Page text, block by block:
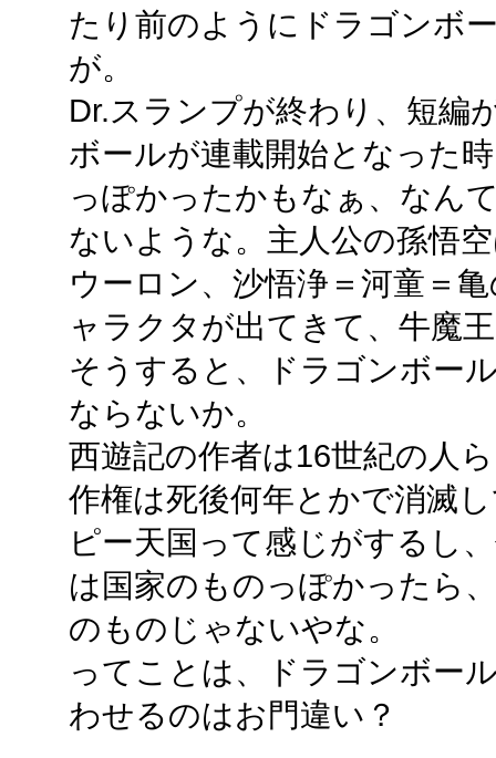
たり前のようにドラゴンボ
が。
Dr.スランプが終わり、短編
ボールが連載開始となった
っぽかったかもなぁ、なん
ないような。主人公の孫悟
ウーロン、沙悟浄＝河童＝
ャラクタが出てきて、牛魔
そうすると、ドラゴンボー
ならないか。
西遊記の作者は16世紀の人
作権は死後何年とかで消滅
ピー天国って感じがするし
は国家のものっぽかったら
のものじゃないやな。
ってことは、ドラゴンボー
わせるのはお門違い？